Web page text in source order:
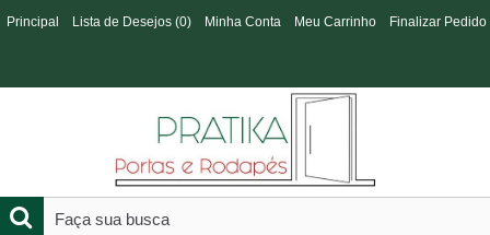
Principal Lista de Desejos (0) Minha Conta Meu Carrinho Finalizar Pedido